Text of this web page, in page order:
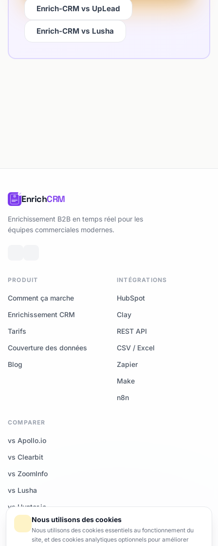
Enrich-CRM vs UpLead
Enrich-CRM vs Lusha
EnrichCRM
Enrichissement B2B en temps réel pour les
équipes commerciales modernes.
PRODUIT
Comment ça marche
Enrichissement CRM
Tarifs
Couverture des données
Blog
INTÉGRATIONS
HubSpot
Clay
REST API
CSV / Excel
Zapier
Make
n8n
COMPARER
vs Apollo.io
vs Clearbit
vs ZoomInfo
vs Lusha
vs Hunter.io
Tous les comparatifs →
Nous utilisons des cookies
Nous utilisons des cookies essentiels au fonctionnement du
site, et des cookies analytiques optionnels pour améliorer